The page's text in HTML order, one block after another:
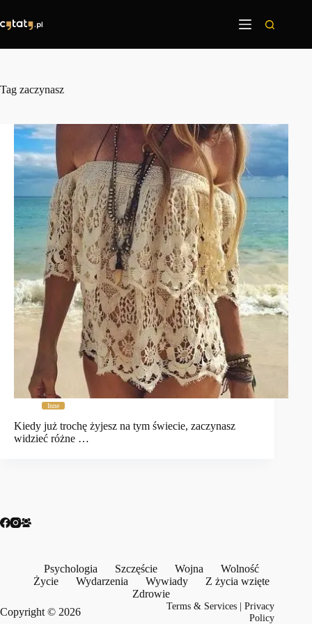
treści
Tag zaczynasz
Inne
Kiedy już trochę żyjesz na tym świecie, zaczynasz
widzieć różne …
Psychologia Szczęście Wojna
Wolność
Życie
Wydarzenia Wywiady
Z życia wzięte
Zdrowie
Copyright © 2026
Terms & Services |Privacy
Policy